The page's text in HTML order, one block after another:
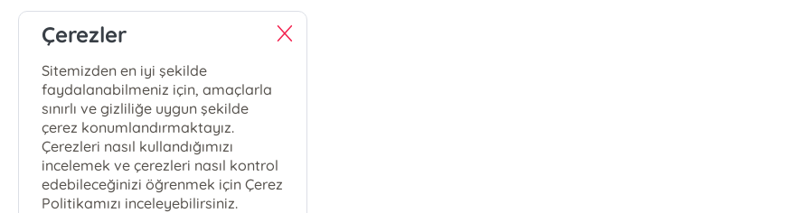
Çerezler
Sitemizden en iyi şekilde
faydalanabilmeniz için, amaçlarla
sınırlı ve gizliliğe uygun şekilde
çerez konumlandırmaktayız.
Çerezleri nasıl kullandığımızı
incelemek ve çerezleri nasıl kontrol
edebileceğinizi öğrenmek için Çerez
Politikamızı inceleyebilirsiniz.